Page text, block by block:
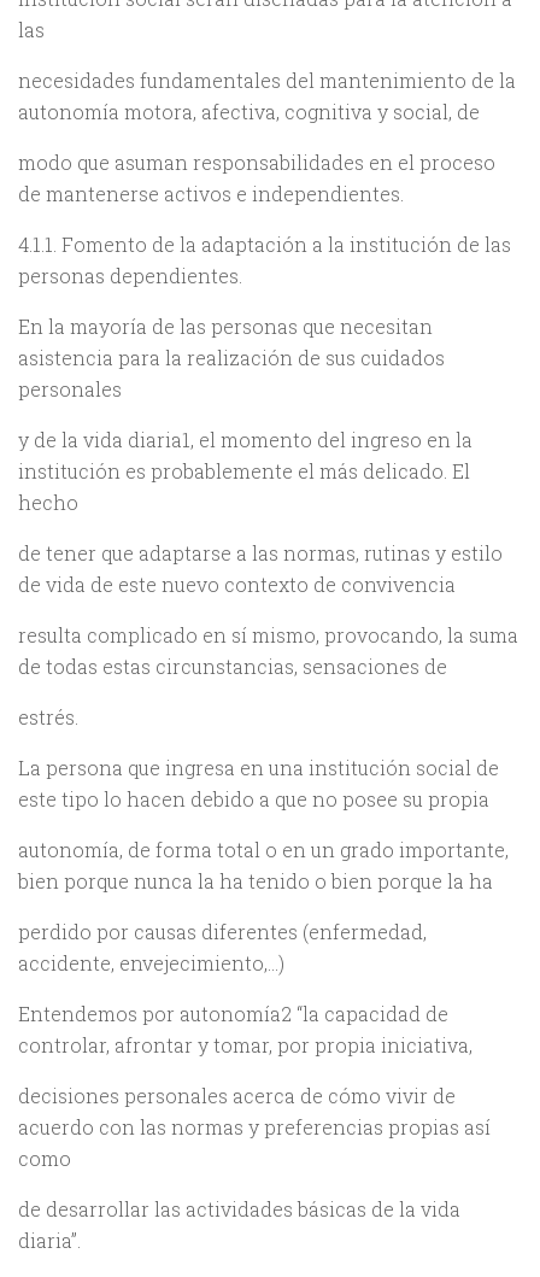
las
necesidades fundamentales del mantenimiento de la
autonomía motora, afectiva, cognitiva y social, de
modo que asuman responsabilidades en el proceso
de mantenerse activos e independientes.
4.1.1. Fomento de la adaptación a la institución de las
personas dependientes.
En la mayoría de las personas que necesitan
asistencia para la realización de sus cuidados
personales
y de la vida diaria1, el momento del ingreso en la
institución es probablemente el más delicado. El
hecho
de tener que adaptarse a las normas, rutinas y estilo
de vida de este nuevo contexto de convivencia
resulta complicado en sí mismo, provocando, la suma
de todas estas circunstancias, sensaciones de
estrés.
La persona que ingresa en una institución social de
este tipo lo hacen debido a que no posee su propia
autonomía, de forma total o en un grado importante,
bien porque nunca la ha tenido o bien porque la ha
perdido por causas diferentes (enfermedad,
accidente, envejecimiento,…)
Entendemos por autonomía2 “la capacidad de
controlar, afrontar y tomar, por propia iniciativa,
decisiones personales acerca de cómo vivir de
acuerdo con las normas y preferencias propias así
como
de desarrollar las actividades básicas de la vida
diaria”.